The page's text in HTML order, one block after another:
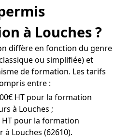
à Louches ?
diffère en fonction du genre
ou simplifiée) et
de formation. Les tarifs
entre :
HT pour la formation
à Louches ;
HT pour la formation
Louches (62610).